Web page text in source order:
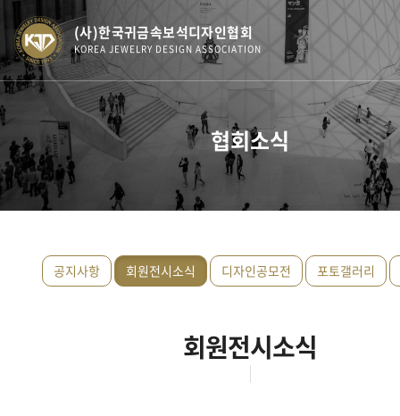
(사)한국귀금속보석디자인협회
KOREA JEWELRY DESIGN ASSOCIATION
협회소식
공지사항 회원전시소식 디자인공모전 포토갤러리
회원전시소식